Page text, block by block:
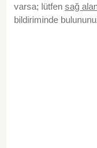
varsa; lütfen sağ
bildiriminde